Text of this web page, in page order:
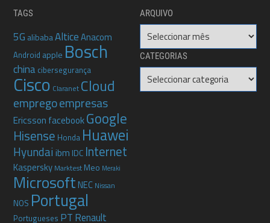
TAGS
5G alibabaAlticeAnacom
Android apple Bosch
china cibersegurança
Cisco Claranet Cloud
empregoempresas
Ericsson facebookGoogle
Hisense Honda Huawei
Hyundai ibm IDC Internet
Kaspersky Marktest Meo Meraki
MicrosoftNEC Nissan
NOS Portugal
Portugueses PT Renault
ARQUIVO
Arquivo
CATEGORIAS
Categorias